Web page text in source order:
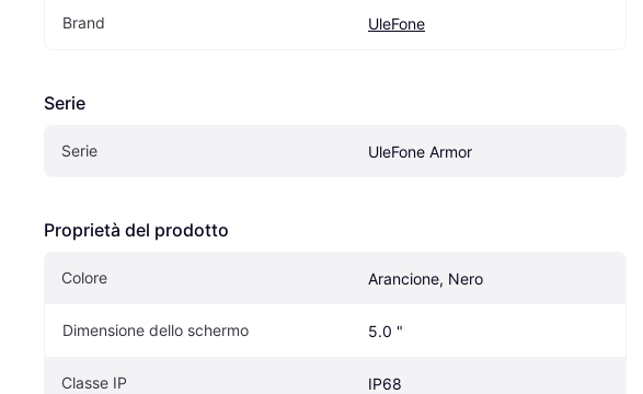
Brand UleFone
Serie
Serie UleFone Armor
Proprietà del prodotto
Colore Arancione, Nero
Dimensione dello schermo 5.0 "
Classe IP IP68